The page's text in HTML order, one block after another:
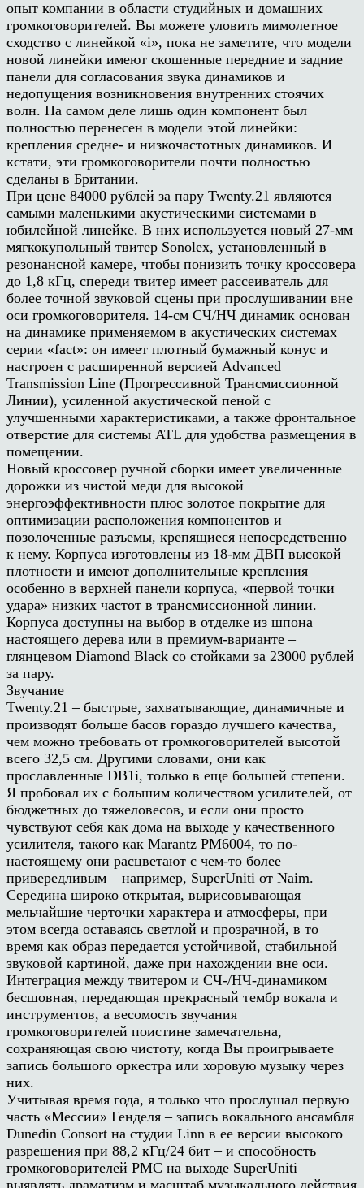
опыт компании в области студийных и домашних
громкоговорителей. Вы можете уловить мимолетное
сходство с линейкой «i», пока не заметите, что модели
новой линейки имеют скошенные передние и задние
панели для согласования звука динамиков и
недопущения возникновения внутренних стоячих
волн. На самом деле лишь один компонент был
полностью перенесен в модели этой линейки:
крепления средне- и низкочастотных динамиков. И
кстати, эти громкоговорители почти полностью
сделаны в Британии.
При цене 84000 рублей за пару Twenty.21 являются
самыми маленькими акустическими системами в
юбилейной линейке. В них используется новый 27-мм
мягкокупольный твитер Sonolex, установленный в
резонансной камере, чтобы понизить точку кроссовера
до 1,8 кГц, спереди твитер имеет рассеиватель для
более точной звуковой сцены при прослушивании вне
оси громкоговорителя. 14-см СЧ/НЧ динамик основан
на динамике применяемом в акустических системах
серии «fact»: он имеет плотный бумажный конус и
настроен с расширенной версией Advanced
Transmission Line (Прогрессивной Трансмиссионной
Линии), усиленной акустической пеной с
улучшенными характеристиками, а также фронтальное
отверстие для системы ATL для удобства размещения в
помещении.
Новый кроссовер ручной сборки имеет увеличенные
дорожки из чистой меди для высокой
энергоэффективности плюс золотое покрытие для
оптимизации расположения компонентов и
позолоченные разъемы, крепящиеся непосредственно
к нему. Корпуса изготовлены из 18-мм ДВП высокой
плотности и имеют дополнительные крепления –
особенно в верхней панели корпуса, «первой точки
удара» низких частот в трансмиссионной линии.
Корпуса доступны на выбор в отделке из шпона
настоящего дерева или в премиум-варианте –
глянцевом Diamond Black со стойками за 23000 рублей
за пару.
Звучание
Twenty.21 – быстрые, захватывающие, динамичные и
производят больше басов гораздо лучшего качества,
чем можно требовать от громкоговорителей высотой
всего 32,5 см. Другими словами, они как
прославленные DB1i, только в еще большей степени.
Я пробовал их с большим количеством усилителей, от
бюджетных до тяжеловесов, и если они просто
чувствуют себя как дома на выходе у качественного
усилителя, такого как Marantz PM6004, то по-
настоящему они расцветают с чем-то более
привередливым – например, SuperUniti от Naim.
Середина широко открытая, вырисовывающая
мельчайшие черточки характера и атмосферы, при
этом всегда оставаясь светлой и прозрачной, в то
время как образ передается устойчивой, стабильной
звуковой картиной, даже при нахождении вне оси.
Интеграция между твитером и СЧ-/НЧ-динамиком
бесшовная, передающая прекрасный тембр вокала и
инструментов, а весомость звучания
громкоговорителей поистине замечательна,
сохраняющая свою чистоту, когда Вы проигрываете
запись большого оркестра или хоровую музыку через
них.
Учитывая время года, я только что прослушал первую
часть «Мессии» Генделя – запись вокального ансамбля
Dunedin Consort на студии Linn в ее версии высокого
разрешения при 88,2 кГц/24 бит – и способность
громкоговорителей PMC на выходе SuperUniti